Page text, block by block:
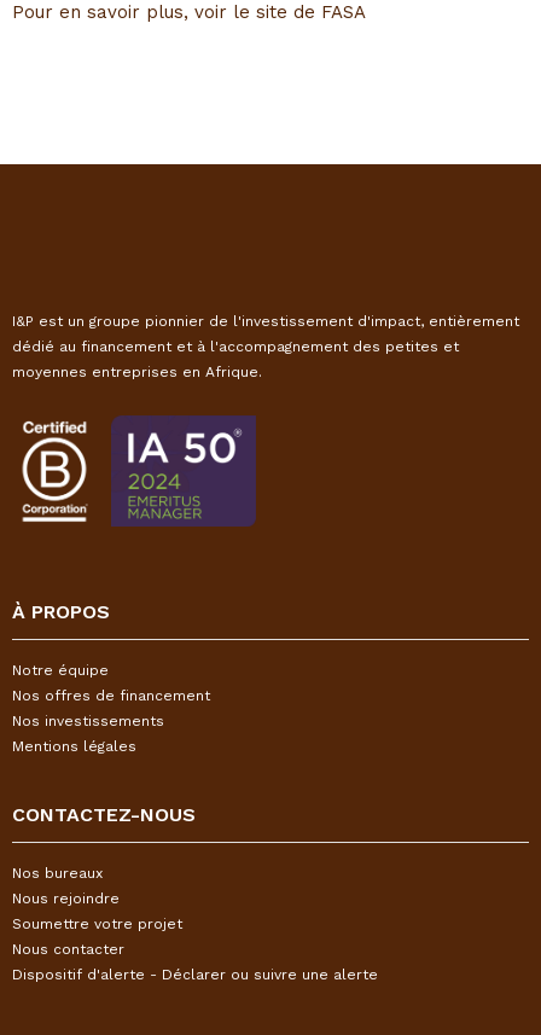
Pour en savoir plus, voir le site de FASA
I&P est un groupe pionnier de l'investissement d'impact, entièrement
dédié au financement et à l'accompagnement des petites et
moyennes entreprises en Afrique.
À PROPOS
Notre équipe
Nos offres de financement
Nos investissements
Mentions légales
CONTACTEZ-NOUS
Nos bureaux
Nous rejoindre
Soumettre votre projet
Nous contacter
Dispositif d'alerte - Déclarer ou suivre une alerte